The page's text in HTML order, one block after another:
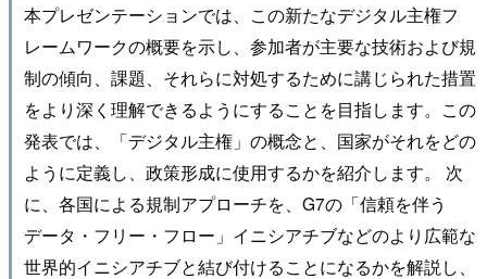
本プレゼンテーションでは、この新たなデジタル主権フ
レームワークの概要を示し、参加者が主要な技術および規
制の傾向、課題、それらに対処するために講じられた措置
をより深く理解できるようにすることを目指します。この
発表では、「デジタル主権」の概念と、国家がそれをどの
ように定義し、政策形成に使用するかを紹介します。 次
に、各国による規制アプローチを、G7の「信頼を伴う
データ・フリー・フロー」イニシアチブなどのより広範な
世界的イニシアチブと結び付けることになるかを解説し、